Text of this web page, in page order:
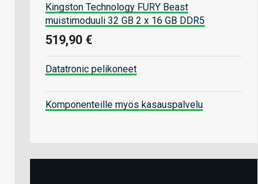
Kingston Technology FURY Beast
muistimoduuli 32 GB 2 x 16 GB DDR5
519,90 €
Datatronic pelikoneet
Komponenteille myös kasauspalvelu